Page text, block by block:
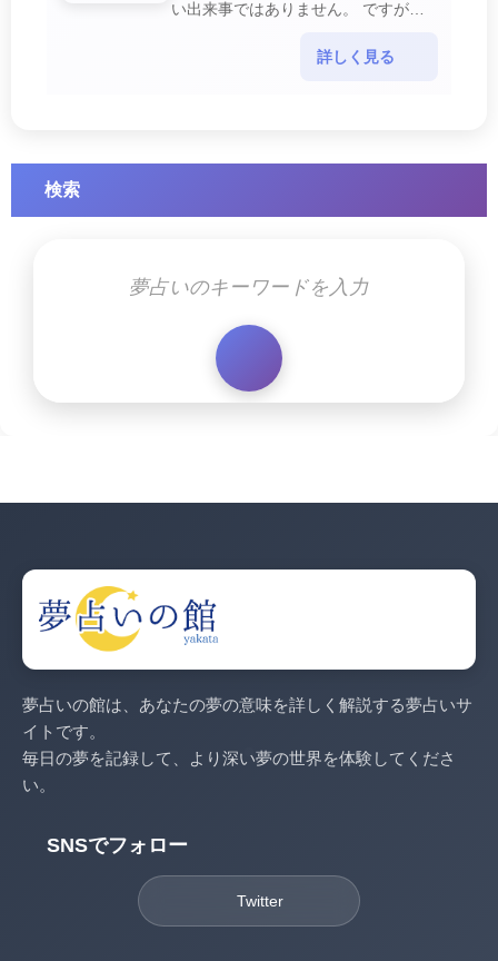
い出来事ではありません。 ですが、
詳しく見る
検索
夢占いの館は、あなたの夢の意味を詳しく解説する夢占いサ
イトです。
毎日の夢を記録して、より深い夢の世界を体験してくださ
い。
SNSでフォロー
Twitter